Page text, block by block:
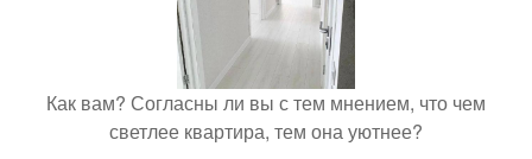
Как вам? Согласны ли вы с тем мнением, что чем
светлее квартира, тем она уютнее?